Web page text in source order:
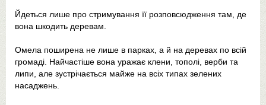
Йдеться лише про стримування її розповсюдження там, де
вона шкодить деревам.
Омела поширена не лише в парках, а й на деревах по всій
громаді. Найчастіше вона уражає клени, тополі, верби та
липи, але зустрічається майже на всіх типах зелених
насаджень.